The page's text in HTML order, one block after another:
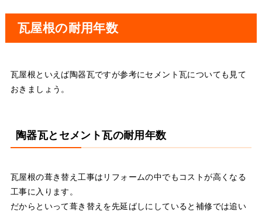
瓦屋根の耐用年数
瓦屋根といえば陶器瓦ですが参考にセメント瓦についても見て
おきましょう。
陶器瓦とセメント瓦の耐用年数
瓦屋根の葺き替え工事はリフォームの中でもコストが高くなる
工事に入ります。
だからといって葺き替えを先延ばしにしていると補修では追い